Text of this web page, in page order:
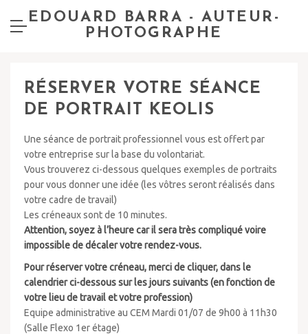
EDOUARD BARRA - AUTEUR-
PHOTOGRAPHE
RÉSERVER VOTRE SÉANCE
DE PORTRAIT KEOLIS
Une séance de portrait professionnel vous est offert par
votre entreprise sur la base du volontariat.
Vous trouverez ci-dessous quelques exemples de portraits
pour vous donner une idée (les vôtres seront réalisés dans
votre cadre de travail)
Les créneaux sont de 10 minutes.
Attention, soyez à l’heure car il sera très compliqué voire
impossible de décaler votre rendez-vous.
Pour réserver votre créneau, merci de cliquer, dans le
calendrier ci-dessous sur les jours suivants (en fonction de
votre lieu de travail et votre profession)
Equipe administrative au CEM Mardi 01/07 de 9h00 à 11h30
(Salle Flexo 1er étage)